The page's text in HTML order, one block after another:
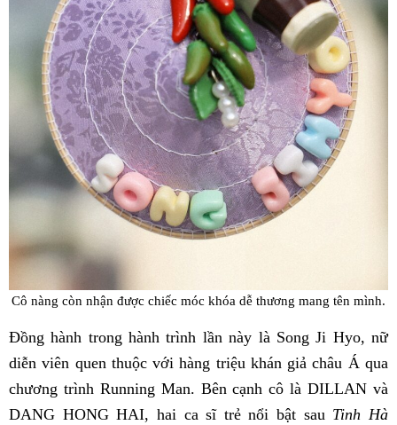
Cô nàng còn nhận được chiếc móc khóa dễ thương mang tên mình.
Đồng hành trong hành trình lần này là Song Ji Hyo, nữ
diễn viên quen thuộc với hàng triệu khán giả châu Á qua
chương trình Running Man. Bên cạnh cô là DILLAN và
DANG HONG HAI, hai ca sĩ trẻ nổi bật sau Tinh Hà